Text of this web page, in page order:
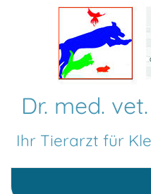
Dr. med.
Ihr Tierarzt für